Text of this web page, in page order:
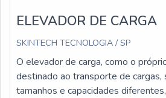
ELEVADOR DE CARGA
SKINTECH TECNOLOGIA / SP
O elevador de carga, como o
destinado ao transporte de
tamanhos e capacidades